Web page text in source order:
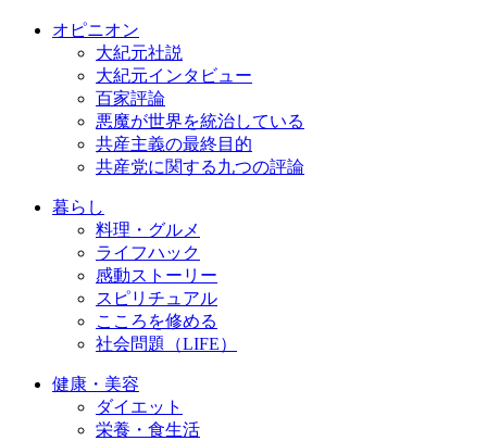
オピニオン
大紀元社説
大紀元インタビュー
百家評論
悪魔が世界を統治している
共産主義の最終目的
共産党に関する九つの評論
暮らし
料理・グルメ
ライフハック
感動ストーリー
スピリチュアル
こころを修める
社会問題（LIFE）
健康・美容
ダイエット
栄養・食生活